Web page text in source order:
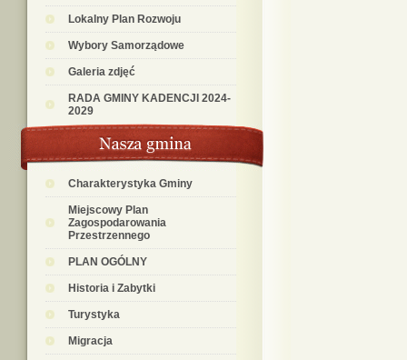
Lokalny Plan Rozwoju
Wybory Samorządowe
Galeria zdjęć
RADA GMINY KADENCJI 2024-
2029
Charakterystyka Gminy
Miejscowy Plan
Zagospodarowania
Przestrzennego
PLAN OGÓLNY
Historia i Zabytki
Turystyka
Migracja